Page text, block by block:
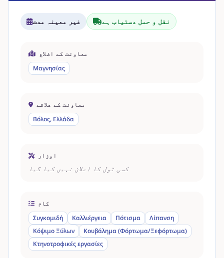
غیر معینہ مدت نقل و حمل دستیاب ہے
معاونت کے اضلاع
Μαγνησίας
معاونت کے علاقے
Βόλος, Ελλάδα
اوزار
کسی ٹول کا اعلان نہیں کیا گیا
کام
Συγκομιδή
Καλλιέργεια Πότισμα
Λίπανση
Κόψιμο Ξύλων
Κουβάλημα (Φόρτωμα/Ξεφόρτωμα)
Κτηνοτροφικές εργασίες